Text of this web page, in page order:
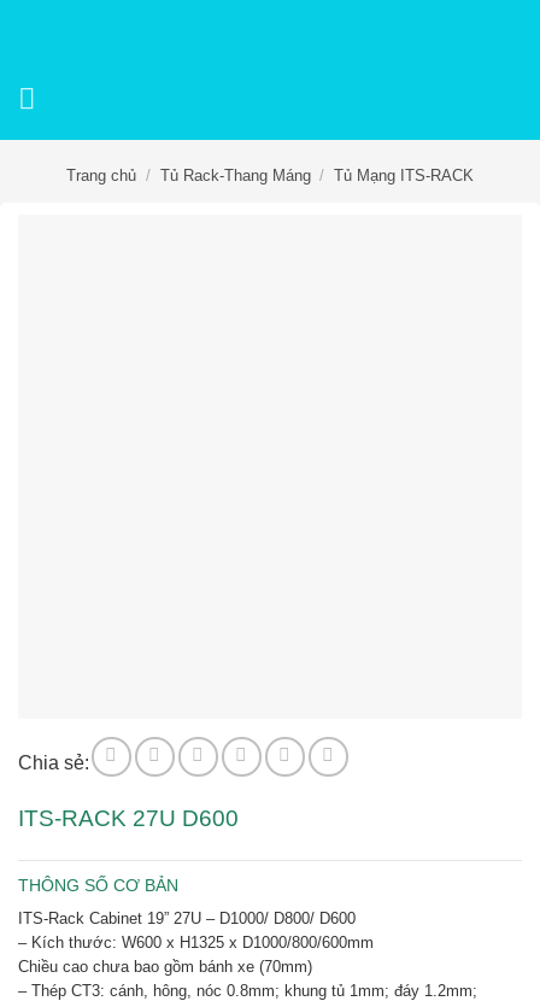
Trang chủ / Tủ Rack-Thang Máng / Tủ Mạng ITS-RACK
Chia sẻ:
ITS-RACK 27U D600
THÔNG SỐ CƠ BẢN
ITS-Rack Cabinet 19” 27U – D1000/ D800/ D600
– Kích thước: W600 x H1325 x D1000/800/600mm
Chiều cao chưa bao gồm bánh xe (70mm)
– Thép CT3: cánh, hông, nóc 0.8mm; khung tủ 1mm; đáy 1.2mm;